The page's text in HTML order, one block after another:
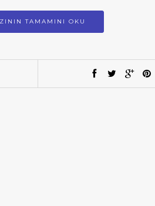
TAMAMINI OKU